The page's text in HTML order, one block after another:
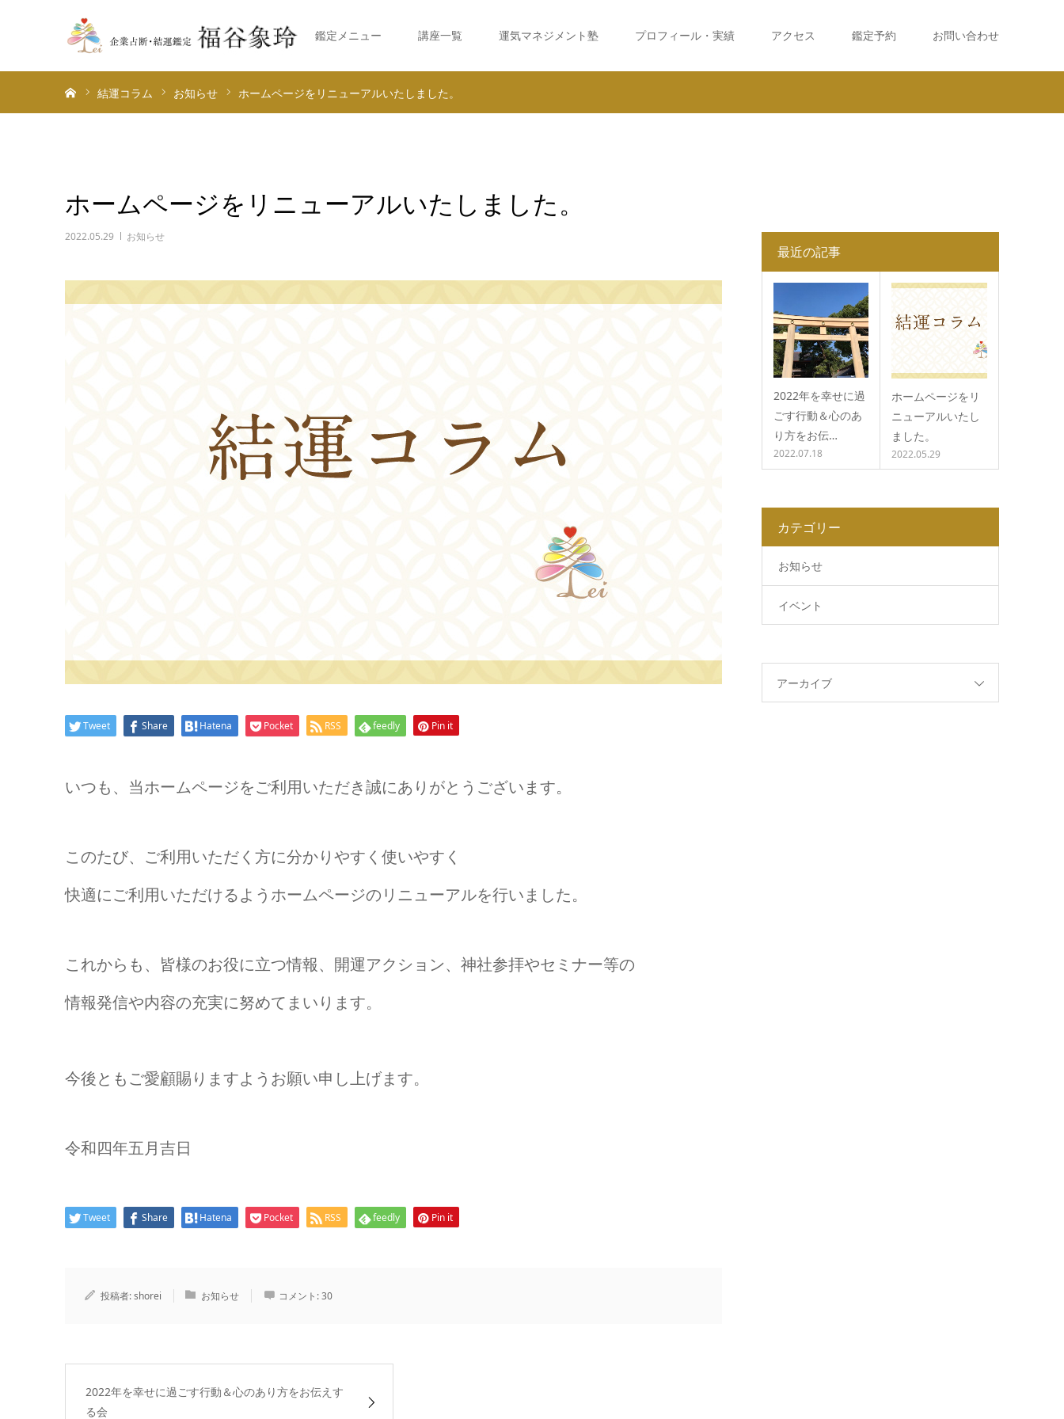
鑑定メニュー 講座一覧 運気マネジメント塾 プロフィール・実績 アクセス 鑑定予約 お問い合わせ
結運コラム お知らせ ホームページをリニューアルいたしました。
ホームページをリニューアルいたしました。
2022.05.29 お知らせ
Tweet Share Hatena Pocket RSS feedly Pin it
いつも、当ホームページをご利用いただき誠にありがとうございます。
このたび、ご利用いただく方に分かりやすく使いやすく
快適にご利用いただけるようホームページのリニューアルを行いました。
これからも、皆様のお役に立つ情報、開運アクション、神社参拝やセミナー等の
情報発信や内容の充実に努めてまいります。
今後ともご愛顧賜りますようお願い申し上げます。
令和四年五月吉日
Tweet Share Hatena Pocket RSS feedly Pin it
投稿者:shorei お知らせ コメント:30
2022年を幸せに過ごす行動＆心のあり方をお伝えす
る会
最近の記事
2022年を幸せに過
ごす行動＆心のあ
り方をお伝…
2022.07.18
ホームページをリ
ニューアルいたし
ました。
2022.05.29
カテゴリー
お知らせ
イベント
アーカイブ